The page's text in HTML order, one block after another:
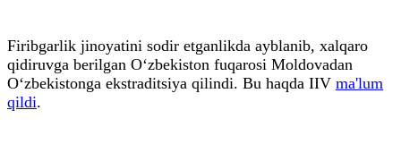
Firibgarlik jinoyatini sodir etganlikda ayblanib, xalqaro
qidiruvga berilgan O‘zbekiston fuqarosi Moldovadan
O‘zbekistonga ekstraditsiya qilindi. Bu haqda IIV ma'lum
qildi.